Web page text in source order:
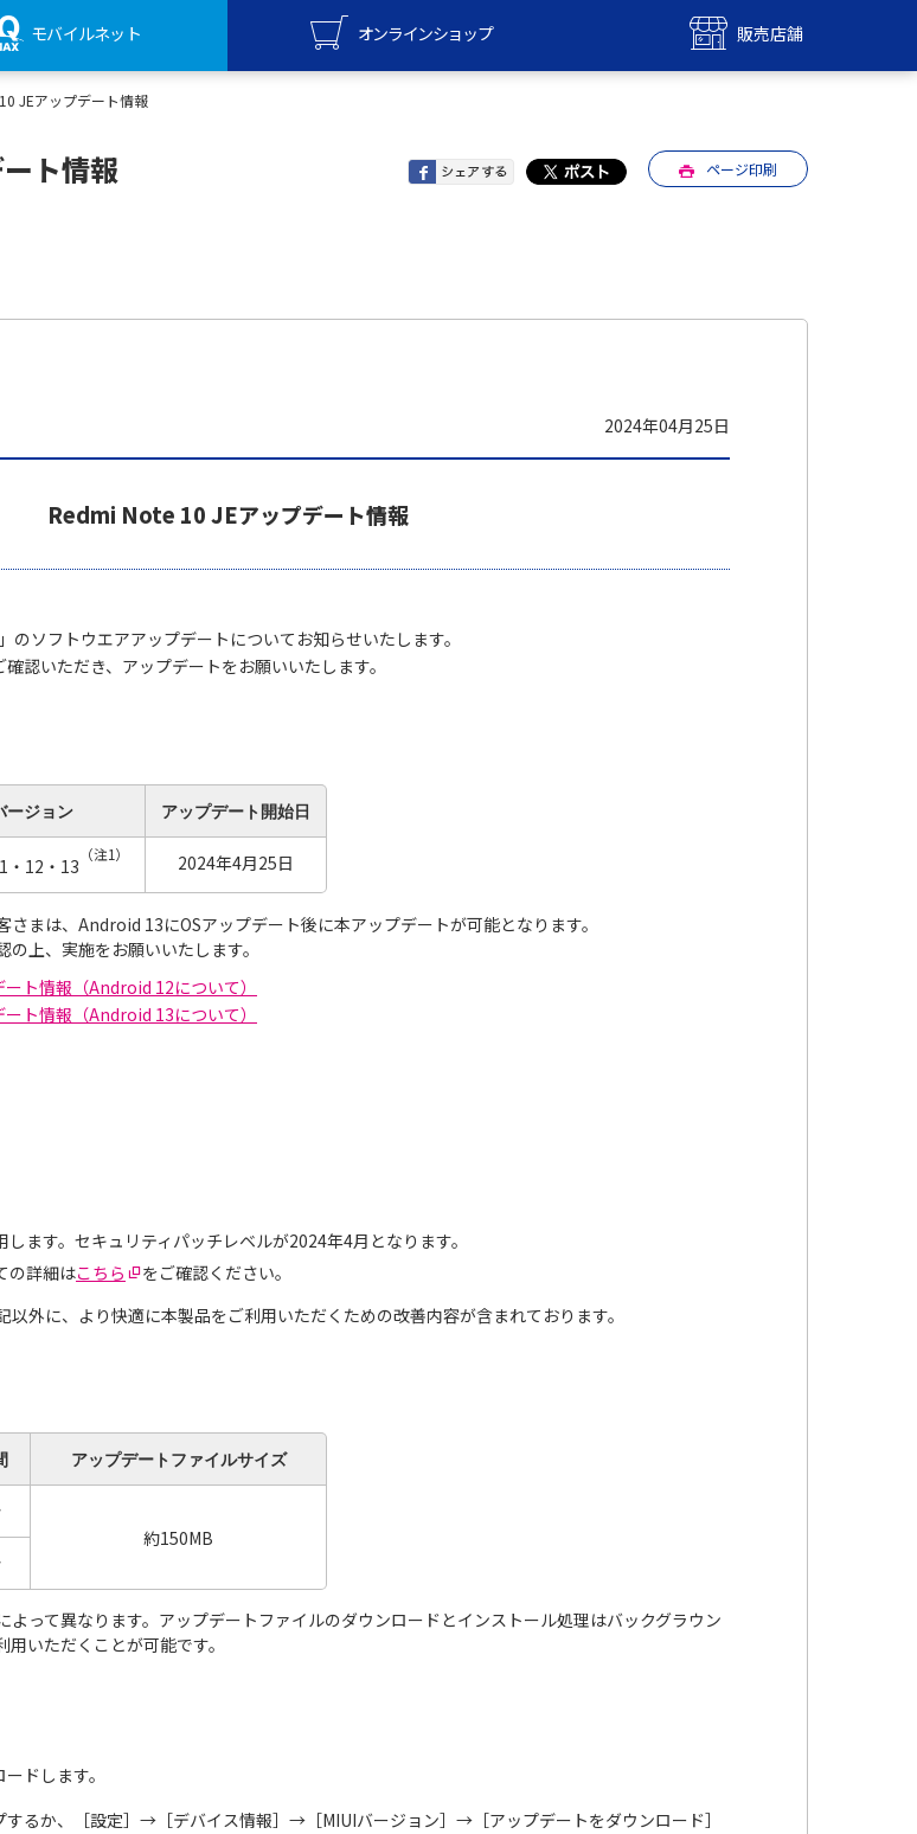
モバイルネット オンラインショップ 販売店舗
UQ WiMAX
JEアップデート情報
ト情報 ページ印刷
2024年04月25日
Redmi Note 10 JEアップデート情報
ソフトウエアアップデートについてお知らせいたします。
認いただき、アップデートをお願いいたします。
ージョン アップデート 開始日
12・13
（注1） 2024年4月25日
まは、Android 13にOSアップデート後に本アップデートが可能となります。
上、実施をお願いいたします。
ト情報（Android 12について）
ト情報（Android 13について）
ます。セキュリティパッチレベルが2024年4月となります。
の詳細はこちら
をご確認ください。
外に、より快適に本製品をご利用いただくための改善内容が含まれております。
アップデート ファイルサイズ
約150MB
よって異なります。アップデートファイルのダウンロードとインストール処理はバックグラウン
いただくことが可能です。
ドします。
するか、［設定］→［デバイス情報］→［MIUIバージョン］→［アップデートをダウンロード］